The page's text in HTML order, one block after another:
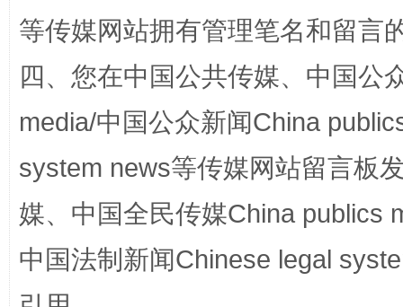
国家大学科技园优化重塑工作
等传媒网站拥有管理笔名和留言
四、您在中国公共传媒、中国公
media/中国公众新闻China
system news等传媒网站留言板
媒、中国全民传媒China publics
中国法制新闻Chinese legal